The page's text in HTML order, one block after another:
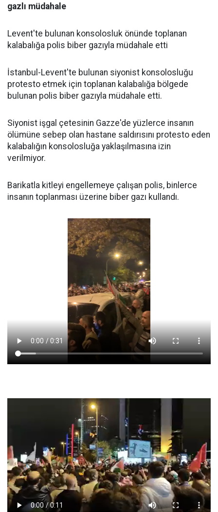
gazlı müdahale
Levent'te bulunan konsolosluk önünde toplanan
kalabalığa polis biber gazıyla müdahale etti
İstanbul-Levent'te bulunan siyonist konsolosluğu
protesto etmek için toplanan kalabalığa bölgede
bulunan polis biber gazıyla müdahale etti.
Siyonist işgal çetesinin Gazze'de yüzlerce insanın
ölümüne sebep olan hastane saldırısını protesto eden
kalabalığın konsolosluğa yaklaşılmasına izin
verilmiyor.
Barikatla kitleyi engellemeye çalışan polis, binlerce
insanın toplanması üzerine biber gazı kullandı.